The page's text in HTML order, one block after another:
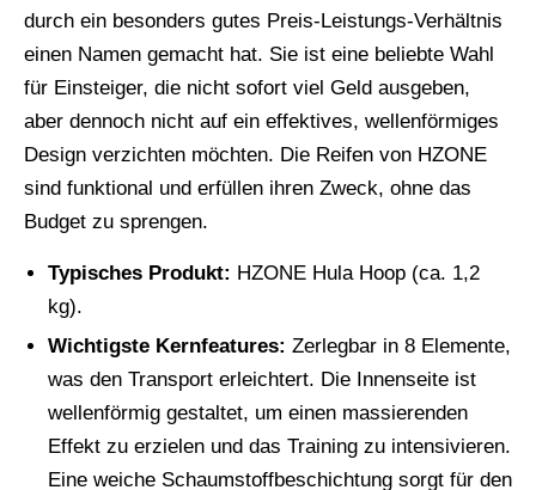
durch ein besonders gutes Preis-Leistungs-Verhältnis
einen Namen gemacht hat. Sie ist eine beliebte Wahl
für Einsteiger, die nicht sofort viel Geld ausgeben,
aber dennoch nicht auf ein effektives, wellenförmiges
Design verzichten möchten. Die Reifen von HZONE
sind funktional und erfüllen ihren Zweck, ohne das
Budget zu sprengen.
Typisches Produkt: HZONE Hula Hoop (ca. 1,2
kg).
Wichtigste Kernfeatures: Zerlegbar in 8 Elemente,
was den Transport erleichtert. Die Innenseite ist
wellenförmig gestaltet, um einen massierenden
Effekt zu erzielen und das Training zu intensivieren.
Eine weiche Schaumstoffbeschichtung sorgt für den